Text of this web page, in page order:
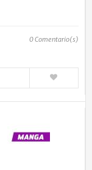
0Comentario(s)